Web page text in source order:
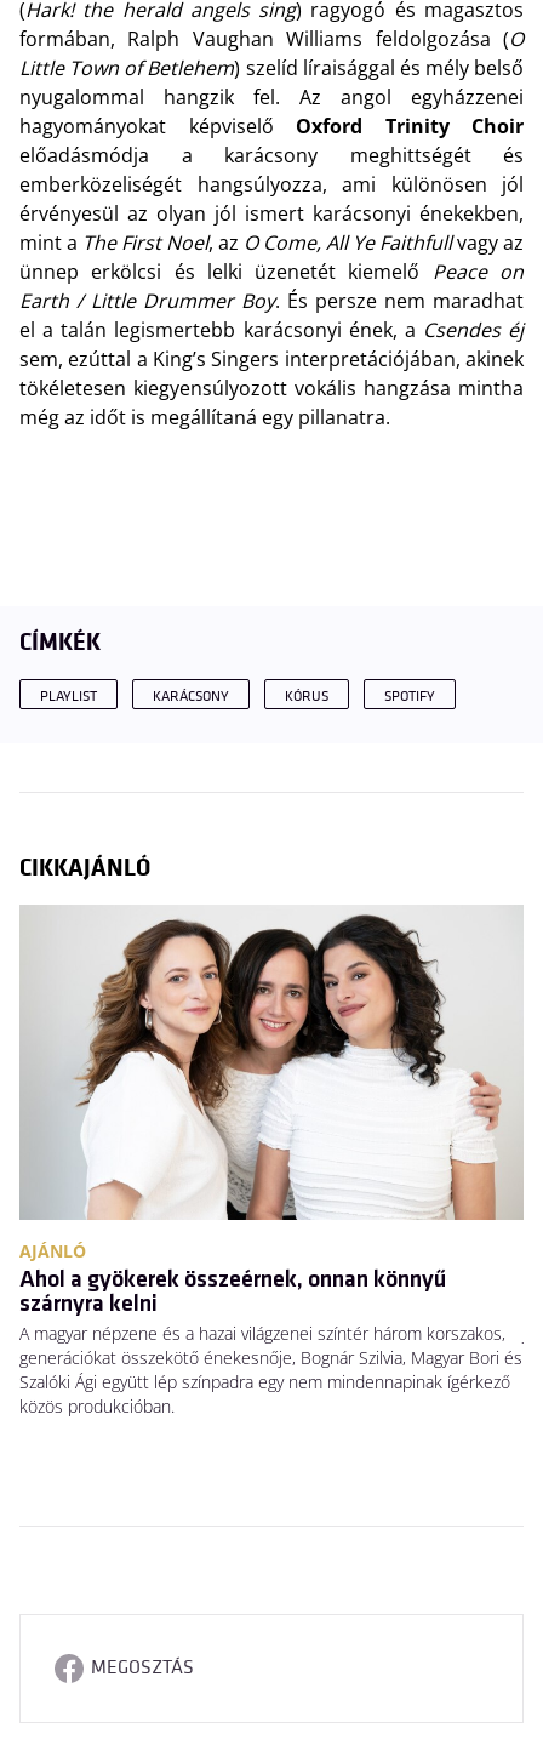
(Hark! the herald angels sing) ragyogó és magasztos
formában, Ralph Vaughan Williams feldolgozása (O
Little Town of Betlehem) szelíd líraisággal és mély belső
nyugalommal hangzik fel. Az angol egyházzenei
hagyományokat képviselő Oxford Trinity Choir
előadásmódja a karácsony meghittségét és
emberközeliségét hangsúlyozza, ami különösen jól
érvényesül az olyan jól ismert karácsonyi énekekben,
mint a The First Noel, az O Come, All Ye Faithfullvagy az
ünnep erkölcsi és lelki üzenetét kiemelő Peace on
Earth / Little Drummer Boy. És persze nem maradhat
el a talán legismertebb karácsonyi ének, a Csendes éj
sem, ezúttal a King’s Singers interpretációjában, akinek
tökéletesen kiegyensúlyozott vokális hangzása mintha
még az időt is megállítaná egy pillanatra.
CÍMKÉK
PLAYLIST KARÁCSONY KÓRUS SPOTIFY
CIKKAJÁNLÓ
AJÁNLÓ
Ahol a gyökerek összeérnek, onnan könnyű
szárnyra kelni
A magyar népzene és a hazai világzenei színtér három korszakos,
generációkat összekötő énekesnője, Bognár Szilvia, Magyar Bori és
Szalóki Ági együtt lép színpadra egy nem mindennapinak ígérkező
közös produkcióban.
MEGOSZTÁS